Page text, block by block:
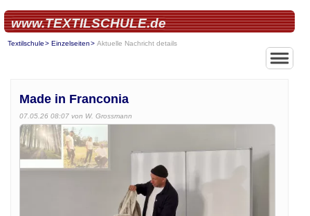
www.TEXTILSCHULE.de
Textilschule Einzelseiten Aktuelle Nachricht details
Made in Franconia
07.05.26 08:07 von W. Grossmann